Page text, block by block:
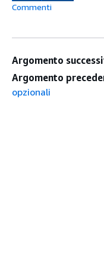
Commenti
Argomento
Argomento
opzionali